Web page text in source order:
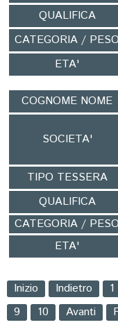
QUALIFICA
CATEGORIA / PESO
ETA'
COGNOME NOME
SOCIETA'
TIPO TESSERA
QUALIFICA
CATEGORIA / PESO
ETA'
Inizio Indietro 1
9
10 Avanti